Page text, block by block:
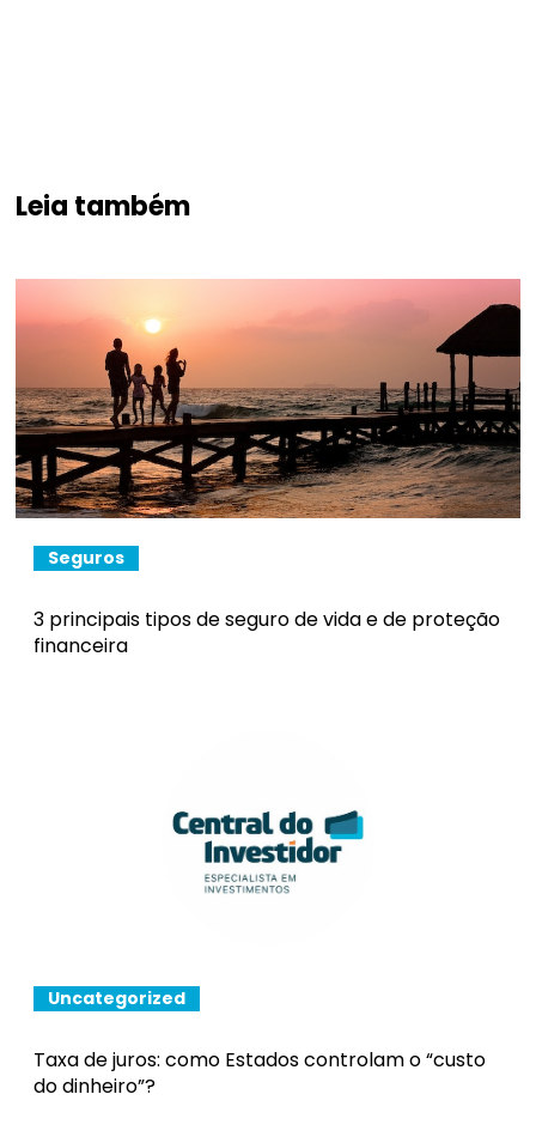
Leia também
Seguros
3 principais tipos de seguro de vida e de proteção
financeira
Uncategorized
Taxa de juros: como Estados controlam o “custo
do dinheiro”?